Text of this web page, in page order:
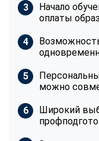
Начало
оплаты
можно
Широкий